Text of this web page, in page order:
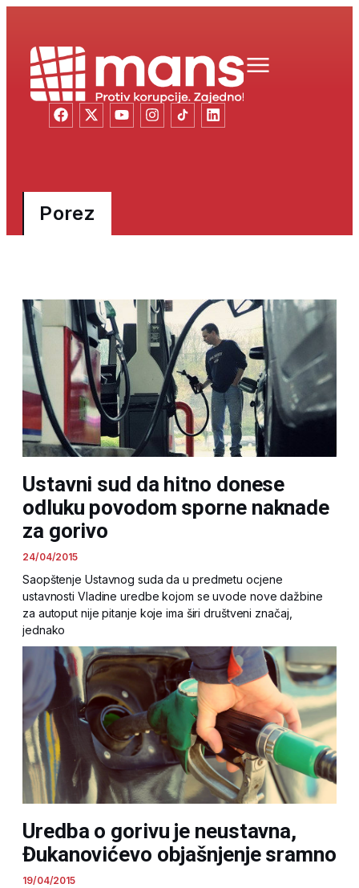
Porez
Ustavni sud da hitno donese
odluku povodom sporne naknade
za gorivo
24/04/2015
Saopštenje Ustavnog suda da u predmetu ocjene
ustavnosti Vladine uredbe kojom se uvode nove dažbine
za autoput nije pitanje koje ima širi društveni značaj,
jednako
Uredba o gorivu je neustavna,
Đukanovićevo objašnjenje sramno
19/04/2015